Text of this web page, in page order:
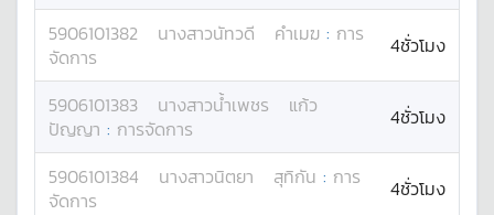
5906101382 นางสาวนัทวดี คำเมฆ : การ
จัดการ
4ชั่วโมง
5906101383 นางสาวน้ำเพชร
แก้ว
ปัญญา : การจัดการ 4ชั่วโมง
5906101384 นางสาวนิตยา สุทิกัน : การ
จัดการ
4ชั่วโมง